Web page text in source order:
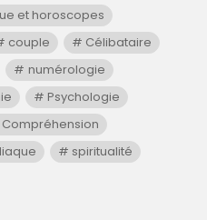
et horoscopes
couple
Célibataire
numérologie
Psychologie
spiritualité